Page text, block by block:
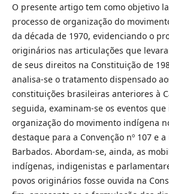
O presente artigo tem como objetivo
processo de organização do
da década de 1970, evidenciando o
originários nas articulações que
de seus direitos na Constituição de
analisa-se o tratamento dispensado
constituições brasileiras anteriores à
seguida, examinam-se os eventos
organização do movimento indígena
destaque para a Convenção nº 107 e
Barbados. Abordam-se, ainda, as
indígenas, indigenistas e
povos originários fosse ouvida na